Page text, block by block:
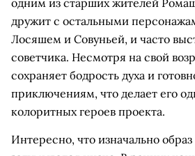
одним из старших жителей
дружит с остальными
Лосяшем и Совуньей, и часто
советчика. Несмотря на свой
сохраняет бодрость духа и
приключениям, что делает его
колоритных героев проекта.
Интересно, что изначально